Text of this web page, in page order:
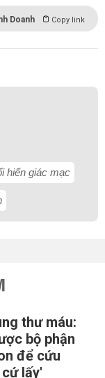
Doanh Copy link
hiến giác mạc
thư máu:
bộ phận
để cứu
lấy'